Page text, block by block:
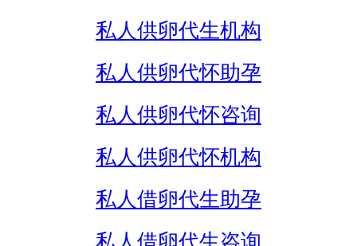
私人供卵代生机构
私人供卵代怀助孕
私人供卵代怀咨询
私人供卵代怀机构
私人借卵代生助孕
私人借卵代生咨询